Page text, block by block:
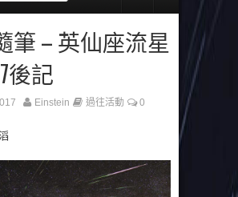
筆 – 英仙座流星
後記
Einstein 過往活動 0